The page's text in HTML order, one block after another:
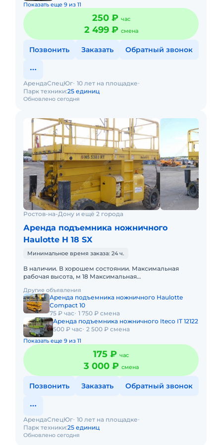
Показать еще 9 из 11
250 ₽ час
2 499 ₽ смена
Позвонить Заказать Обратный звонок
Обновлено сегодня
АрендаСпецЮг 10 лет на площадке
Парк техники:25 единиц
Ростов-на-Дону и ещё 2 города
Аренда подъемника ножничного
Haulotte H 18 SX
Минимальное время заказа: 24 ч.
В наличии. В хорошем состоянии. Максимальная
рабочая высота, м 18 Максимальная
Длина подъемника, м 4,2
Другие объявления
Аренда подъемника ножничного Haulotte
Compact 10
75 ₽ час 1 750 ₽ смена
Аренда подъемника ножничного Iteco IT 12122
500 ₽ час 2 500 ₽ смена
Показать еще 9 из 11
175 ₽ час
3 000 ₽ смена
Позвонить Заказать Обратный звонок
Обновлено сегодня
АрендаСпецЮг 10 лет на площадке
Парк техники:25 единиц